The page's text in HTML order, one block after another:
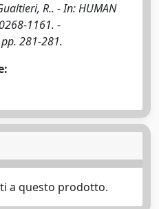
R.. - In: HUMAN
1161. -
281-281.
a questo prodotto.